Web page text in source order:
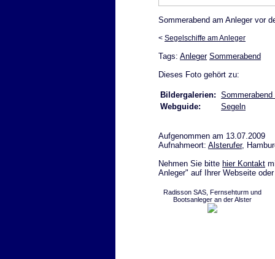
Sommerabend am Anleger vor
< Segelschiffe am Anleger
Tags: Anleger Sommerabend
Dieses Foto gehört zu:
Bildergalerien: Sommerabend
Webguide:
Segeln
Aufgenommen am 13.07.2009
Aufnahmeort: Alsterufer,
Nehmen Sie bitte hier Kontakt
Anleger" auf Ihrer Webseite
Radisson SAS, Fernsehturm und
Bootsanleger an der Alster